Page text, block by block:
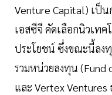
Venture Capital) เป็น
เอสซีจี คัดเลือกนิวเทค
ประโยชน์ ซึ่งขณะนี้ลง
รวมหน่วยลงทุน (Fund
และ Vertex Ventures